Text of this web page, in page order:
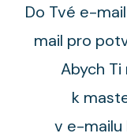
Do Tvé e-
mail pro
Abych
k
v e-mailu